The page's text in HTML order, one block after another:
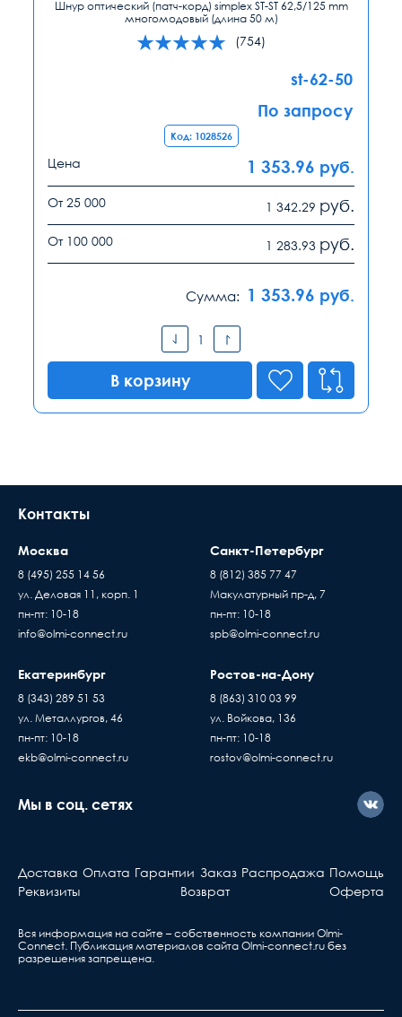
Шнур оптический (патч-корд) simplex ST-ST 62,5/125 mm
многомодовый (длина 50 м)
(754)
st-62-50
По запросу
Код: 1028526
Цена 1 353.96 руб.
От 25 000 1 342.29 руб.
От 100 000 1 283.93 руб.
Сумма: 1 353.96 руб.
В корзину
Контакты
Москва
8 (495) 255 14 56
ул. Деловая 11, корп. 1
пн-пт: 10-18
info@olmi-connect.ru
Санкт-Петербург
8 (812) 385 77 47
Макулатурный пр-д, 7
пн-пт: 10-18
spb@olmi-connect.ru
Екатеринбург
8 (343) 289 51 53
ул. Металлургов, 46
пн-пт: 10-18
ekb@olmi-connect.ru
Ростов-на-Дону
8 (863) 310 03 99
ул. Войкова, 136
пн-пт: 10-18
rostov@olmi-connect.ru
Мы в соц. сетях
Доставка Оплата Гарантии Заказ Распродажа Помощь
Реквизиты
Возврат Оферта
Вся информация на сайте – собственность компании Olmi-
Сonnect. Публикация материалов сайта Olmi-connect.ru без
разрешения запрещена.